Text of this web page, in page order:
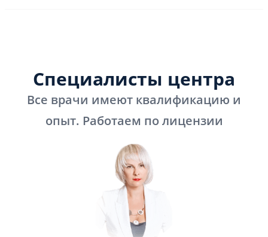
Специалисты центра
Все врачи имеют квалификацию и
опыт. Работаем по лицензии